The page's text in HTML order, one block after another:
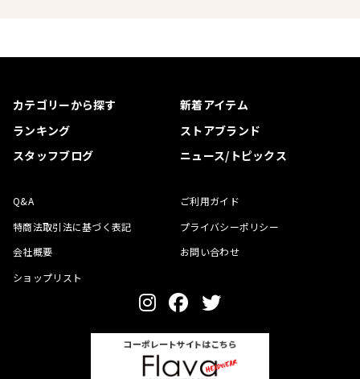
カテゴリーから探す
新着アイテム
ランキング
ストアブランド
スタッフブログ
ニュース/トピックス
Q&A
ご利用ガイド
特商法取引法に基づく表記
プライバシーポリシー
会社概要
お問い合わせ
ショップリスト